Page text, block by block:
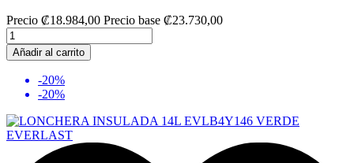
Precio ₡18.984,00 Precio base ₡23.730,00
Añadir al carrito
-20%
-20%